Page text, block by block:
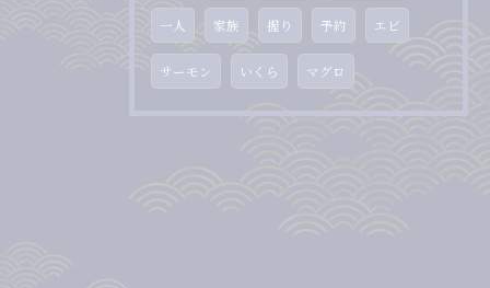
一人 家族 握り 予約 エビ
サーモン いくら マグロ